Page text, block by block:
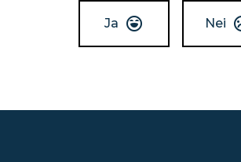
Ja Nei